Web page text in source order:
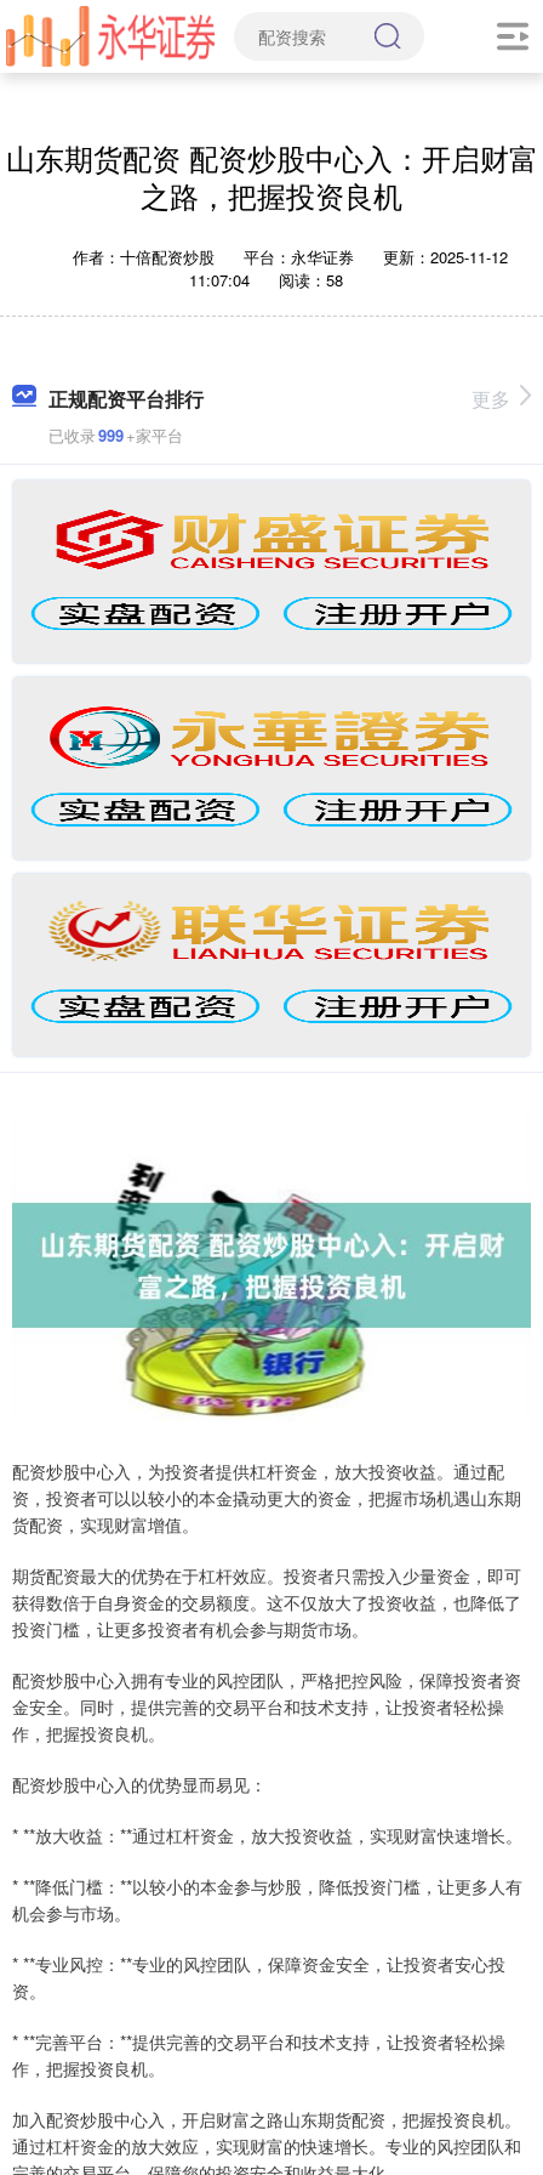
山东期货配资 配资炒股中心入：开启财富
之路，把握投资良机
作者：十倍配资炒股 平台：永华证券
更新：2025-11-12
11:07:04
阅读：58
正规配资平台排行
已收录999+家平台
更多
配资炒股中心入，为投资者提供杠杆资金，放大投资收益。通过配
资，投资者可以以较小的本金撬动更大的资金，把握市场机遇山东期
货配资，实现财富增值。
期货配资最大的优势在于杠杆效应。投资者只需投入少量资金，即可
获得数倍于自身资金的交易额度。这不仅放大了投资收益，也降低了
投资门槛，让更多投资者有机会参与期货市场。
配资炒股中心入拥有专业的风控团队，严格把控风险，保障投资者资
金安全。同时，提供完善的交易平台和技术支持，让投资者轻松操
作，把握投资良机。
配资炒股中心入的优势显而易见：
* **放大收益：**通过杠杆资金，放大投资收益，实现财富快速增长。
* **降低门槛：**以较小的本金参与炒股，降低投资门槛，让更多人有
机会参与市场。
* **专业风控：**专业的风控团队，保障资金安全，让投资者安心投
资。
* **完善平台：**提供完善的交易平台和技术支持，让投资者轻松操
作，把握投资良机。
加入配资炒股中心入，开启财富之路山东期货配资，把握投资良机。
通过杠杆资金的放大效应，实现财富的快速增长。专业的风控团队和